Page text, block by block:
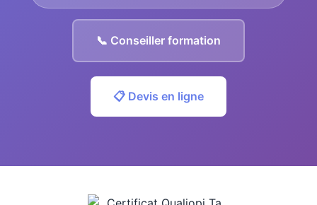
📞 Conseiller formation
📋 Devis en ligne